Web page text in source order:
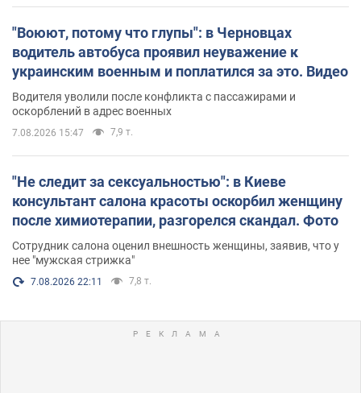
"Воюют, потому что глупы": в Черновцах
водитель автобуса проявил неуважение к
украинским военным и поплатился за это. Видео
Водителя уволили после конфликта с пассажирами и
оскорблений в адрес военных
7.08.2026 15:47 7,9 т.
"Не следит за сексуальностью": в Киеве
консультант салона красоты оскорбил женщину
после химиотерапии, разгорелся скандал. Фото
Сотрудник салона оценил внешность женщины, заявив, что у
нее "мужская стрижка"
7.08.2026 22:11 7,8 т.